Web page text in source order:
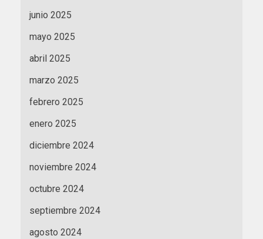
junio 2025
mayo 2025
abril 2025
marzo 2025
febrero 2025
enero 2025
diciembre 2024
noviembre 2024
octubre 2024
septiembre 2024
agosto 2024